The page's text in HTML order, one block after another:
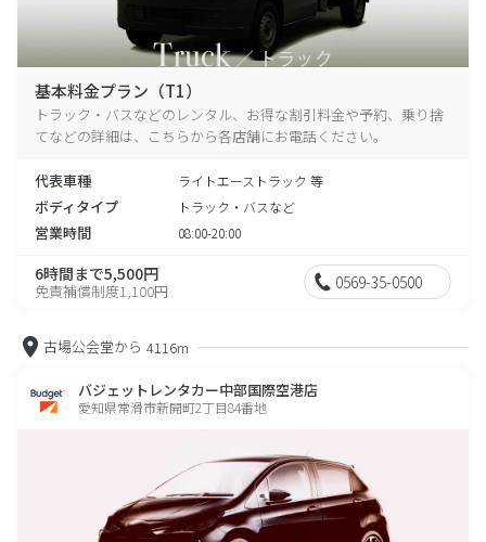
基本料金プラン（T1）
トラック・バスなどのレンタル、お得な割引料金や予約、乗り捨
てなどの詳細は、こちらから各店舗にお電話ください。
代表車種 ライトエーストラック 等
ボディタイプ トラック・バスなど
営業時間 08:00-20:00
6時間まで5,500円
免責補償制度1,100円 0569-35-0500
古場公会堂から 4116m
バジェットレンタカー中部国際空港店
愛知県常滑市新開町2丁目84番地